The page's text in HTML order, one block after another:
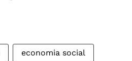
economia social